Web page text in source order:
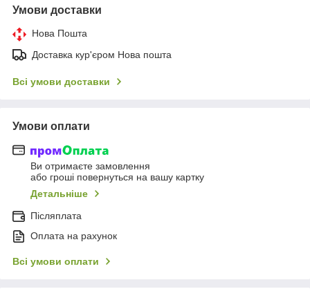
Умови доставки
Нова Пошта
Доставка кур'єром Нова пошта
Всі умови доставки
Умови оплати
Ви отримаєте замовлення
або гроші повернуться на вашу картку
Детальніше
Післяплата
Оплата на рахунок
Всі умови оплати